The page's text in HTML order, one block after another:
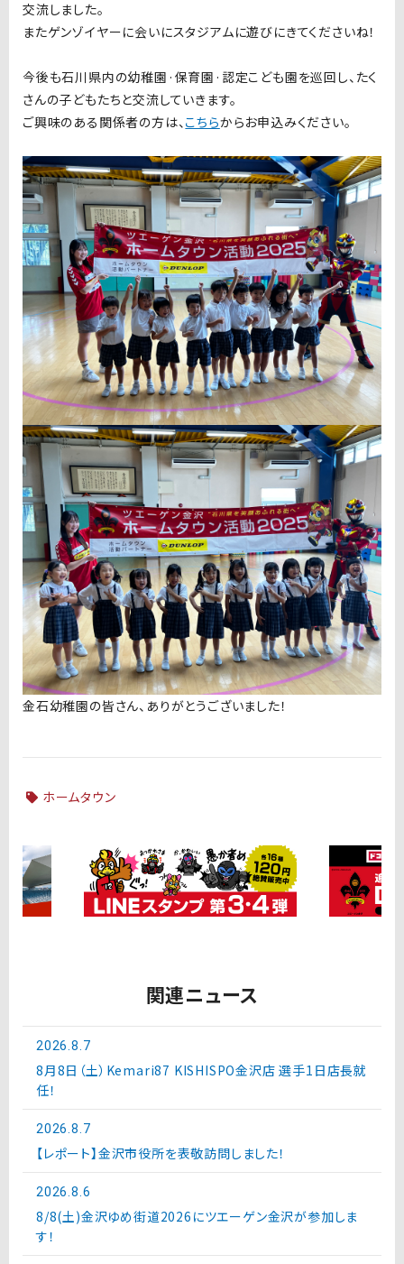
交流しました。
またゲンゾイヤーに会いにスタジアムに遊びにきてくださいね！
今後も石川県内の幼稚園·保育園·認定こども園を巡回し、たく
さんの子どもたちと交流していきます。
ご興味のある関係者の方は、 こちらからお申込みください。
金石幼稚園の皆さん、ありがとうございました！
ホームタウン
関連ニュース
2026.8.7
8月8日（土）Kemari87 KISHISPO金沢店 選手1日店長就
任！
2026.8.7
【レポート】金沢市役所を表敬訪問しました！
2026.8.6
8/8(土)金沢ゆめ街道2026にツエーゲン金沢が参加しま
す！